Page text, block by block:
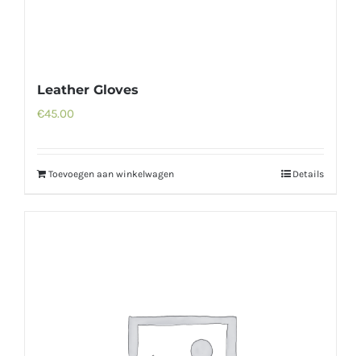
Leather Gloves
€45.00
Toevoegen aan winkelwagen Details